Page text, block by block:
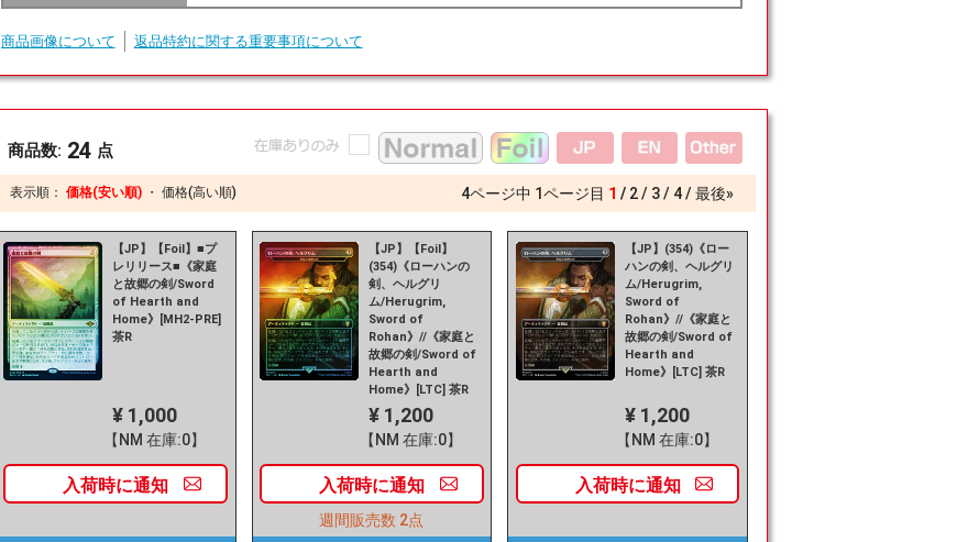
商品画像について 返品特約に関する重要事項について
商品数: 24 点
表示順： 価格(安い順) ・ 価格(高い順) 4ページ中 1ページ目 1 2 3 4 最後»
【JP】【Foil】■プ
レリリース■《家庭
と故郷の剣/Sword
of Hearth and
Home》[MH2-PRE]
茶R
¥ 1,000
【NM 在庫:0】
入荷時に通知
【JP】【Foil】
(354)《ローハンの
剣、ヘルグリ
ム/Herugrim,
Sword of
Rohan》//《家庭と
故郷の剣/Sword of
Hearth and
Home》[LTC] 茶R
¥ 1,200
【NM 在庫:0】
入荷時に通知
週間販売数 2点
【JP】(354)《ロー
ハンの剣、ヘルグリ
ム/Herugrim,
Sword of
Rohan》//《家庭と
故郷の剣/Sword of
Hearth and
Home》[LTC] 茶R
¥ 1,200
【NM 在庫:0】
入荷時に通知